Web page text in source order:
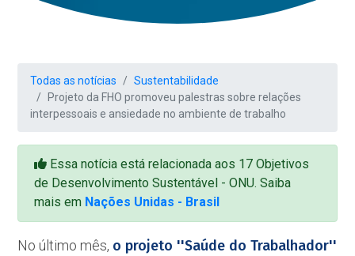
Todas as notícias
Sustentabilidade
Projeto da FHO promoveu palestras sobre relações
interpessoais e ansiedade no ambiente de trabalho
Essa notícia está relacionada aos 17 Objetivos
de Desenvolvimento Sustentável - ONU. Saiba
mais em Nações Unidas - Brasil
No último mês, o projeto ''Saúde do Trabalhador''